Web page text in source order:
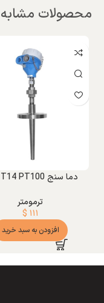
محصولات مشابه
دما سنج E+H T14 PT100
ترمومتر
$ ۱۱۱
افزودن به سبد خرید